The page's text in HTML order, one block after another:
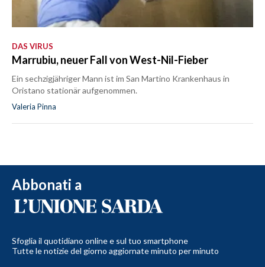
DAS VIRUS
Marrubiu, neuer Fall von West-Nil-Fieber
Ein sechzigjähriger Mann ist im San Martino Krankenhaus in
Oristano stationär aufgenommen.
Valeria Pinna
Abbonati a
Sfoglia il quotidiano online e sul tuo smartphone
Tutte le notizie del giorno aggiornate minuto per minuto